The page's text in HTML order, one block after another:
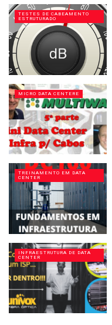
TESTES DE CABEAMENTO
ESTRUTURADO
MICRO DATA CENTERE
TREINAMENTO EM DATA
CENTER
INFRAESTRUTURA DE DATA
CENTER